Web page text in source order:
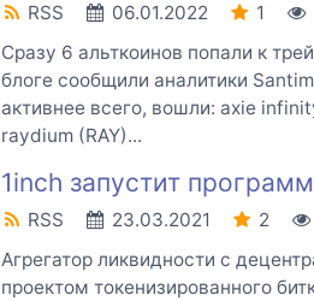
RSS 06.01.2022 1
Сразу 6 альткоинов попали к
блоге сообщили аналитики
активнее всего, вошли: axie
raydium (RAY)...
1inch запустит
RSS 23.03.2021 2
Агрегатор ликвидности с
проектом токенизированного